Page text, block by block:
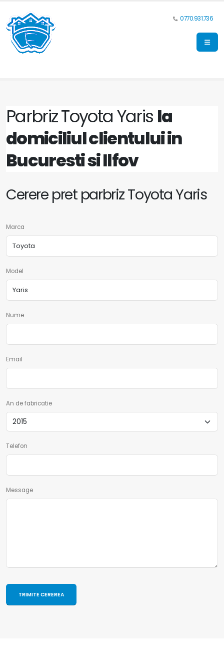
0770.931.736
Parbriz Toyota Yaris la
domiciliul clientului in
Bucuresti si Ilfov
Cerere pret parbriz Toyota Yaris
Marca
Model
Nume
Email
An de fabricatie
Telefon
Message